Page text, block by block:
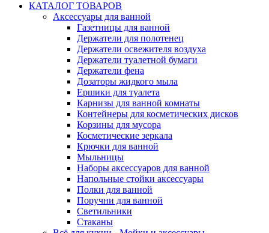
КАТАЛОГ ТОВАРОВ
Аксессуары для ванной
Газетницы для ванной
Держатели для полотенец
Держатели освежителя воздуха
Держатели туалетной бумаги
Держатели фена
Дозаторы жидкого мыла
Ершики для туалета
Карнизы для ванной комнаты
Контейнеры для косметических дисков
Корзины для мусора
Косметические зеркала
Крючки для ванной
Мыльницы
Наборы аксессуаров для ванной
Напольные стойки аксессуары
Полки для ванной
Поручни для ванной
Светильники
Стаканы